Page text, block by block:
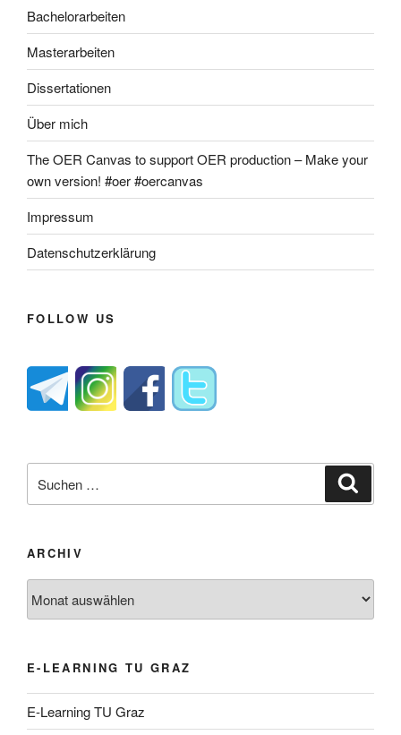
Bachelorarbeiten
Masterarbeiten
Dissertationen
Über mich
The OER Canvas to support OER production – Make your
own version! #oer #oercanvas
Impressum
Datenschutzerklärung
FOLLOW US
nach:
ARCHIV
E-LEARNING TU GRAZ
E-Learning TU Graz